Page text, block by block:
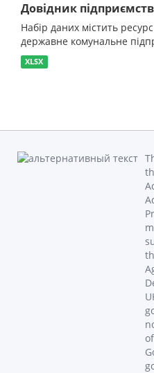
Довідник
Набір даних містить
державне комунальне
XLSX